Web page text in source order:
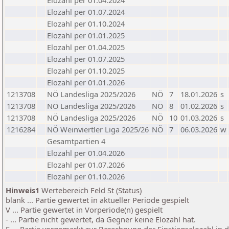
Elozahl per 01.07.2024
Elozahl per 01.10.2024
Elozahl per 01.01.2025
Elozahl per 01.04.2025
Elozahl per 01.07.2025
Elozahl per 01.10.2025
Elozahl per 01.01.2026
1213708
NÖ Landesliga 2025/2026 NÖ 7 18.01.2026 s
1213708
NÖ Landesliga 2025/2026 NÖ 8 01.02.2026 s
1213708
NÖ Landesliga 2025/2026 NÖ 10 01.03.2026 s
1216284
NÖ Weinviertler Liga 2025/26 NÖ 7 06.03.2026 w
Gesamtpartien 4
Elozahl per 01.04.2026
Elozahl per 01.07.2026
Elozahl per 01.10.2026
Hinweis1 Wertebereich Feld St (Status)
blank ... Partie gewertet in aktueller Periode gespielt
V ... Partie gewertet in Vorperiode(n) gespielt
- ... Partie nicht gewertet, da Gegner keine Elozahl hat.